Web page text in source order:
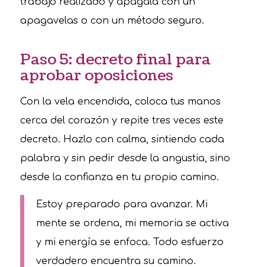
apagavelas o con un método seguro.
Paso 5: decreto final para
aprobar oposiciones
Con la vela encendida, coloca tus manos
cerca del corazón y repite tres veces este
decreto. Hazlo con calma, sintiendo cada
palabra y sin pedir desde la angustia, sino
desde la confianza en tu propio camino.
Estoy preparado para avanzar. Mi
mente se ordena, mi memoria se activa
y mi energía se enfoca. Todo esfuerzo
verdadero encuentra su camino.